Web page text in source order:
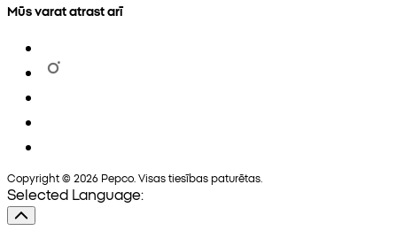
Mūs varat atrast arī
Copyright © 2026 Pepco. Visas tiesības paturētas.
Selected Language: